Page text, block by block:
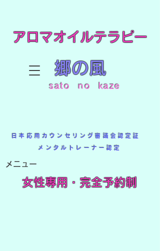
アロマオイルテラピー
郷の風
​女性専用・完全予約制
日本応用カウンセリング審議会認定証
メンタルトレーナー認定
sato no kaze
メニュー